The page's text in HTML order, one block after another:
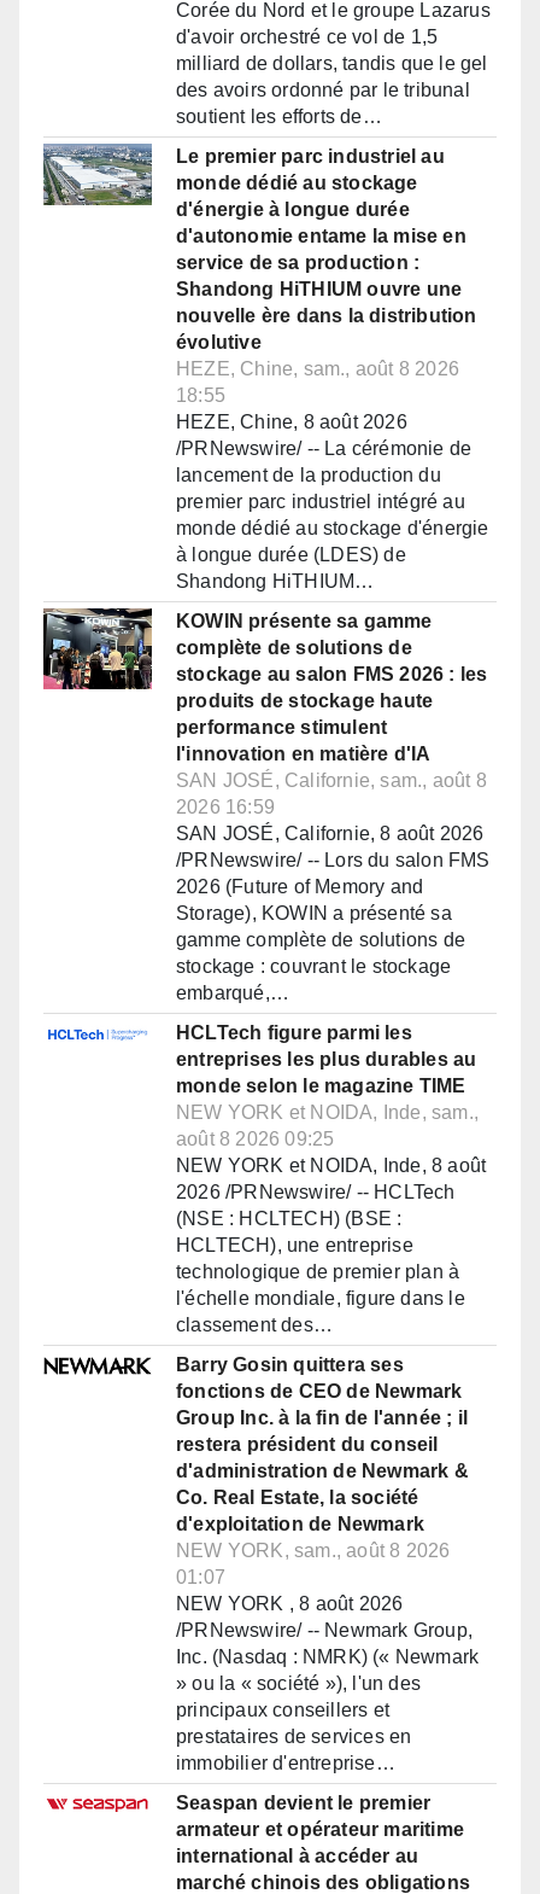
Corée du Nord et le groupe Lazarus
d'avoir orchestré ce vol de 1,5
milliard de dollars, tandis que le gel
des avoirs ordonné par le tribunal
soutient les efforts de…
Le premier parc industriel au
monde dédié au stockage
d'énergie à longue durée
d'autonomie entame la mise en
service de sa production :
Shandong HiTHIUM ouvre une
nouvelle ère dans la distribution
évolutive
HEZE, Chine, sam., août 8 2026
18:55
HEZE, Chine, 8 août 2026
/PRNewswire/ -- La cérémonie de
lancement de la production du
premier parc industriel intégré au
monde dédié au stockage d'énergie
à longue durée (LDES) de
Shandong HiTHIUM…
KOWIN présente sa gamme
complète de solutions de
stockage au salon FMS 2026 : les
produits de stockage haute
performance stimulent
l'innovation en matière d'IA
SAN JOSÉ, Californie, sam., août 8
2026 16:59
SAN JOSÉ, Californie, 8 août 2026
/PRNewswire/ -- Lors du salon FMS
2026 (Future of Memory and
Storage), KOWIN a présenté sa
gamme complète de solutions de
stockage : couvrant le stockage
embarqué,…
HCLTech figure parmi les
entreprises les plus durables au
monde selon le magazine TIME
NEW YORK et NOIDA, Inde, sam.,
août 8 2026 09:25
NEW YORK et NOIDA, Inde, 8 août
2026 /PRNewswire/ -- HCLTech
(NSE : HCLTECH) (BSE :
HCLTECH), une entreprise
technologique de premier plan à
l'échelle mondiale, figure dans le
classement des…
Barry Gosin quittera ses
fonctions de CEO de Newmark
Group Inc. à la fin de l'année ; il
restera président du conseil
d'administration de Newmark &
Co. Real Estate, la société
d'exploitation de Newmark
NEW YORK, sam., août 8 2026
01:07
NEW YORK , 8 août 2026
/PRNewswire/ -- Newmark Group,
Inc. (Nasdaq : NMRK) (« Newmark
» ou la « société »), l'un des
principaux conseillers et
prestataires de services en
immobilier d'entreprise…
Seaspan devient le premier
armateur et opérateur maritime
international à accéder au
marché chinois des obligations